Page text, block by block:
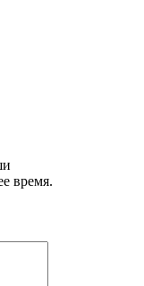
время.